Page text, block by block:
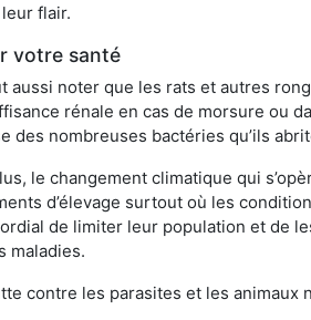
flair.
votre santé
aussi noter que les rats et autres
rénale en cas de morsure ou
des nombreuses bactéries qu’ils
le changement climatique qui
d’élevage surtout où les
de limiter leur population et de
maladies.
contre les parasites et les